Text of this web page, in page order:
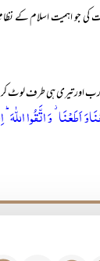
کی جو اہمیت اسلام کے
اور تیری ہی طرف لوٹ کر
وَ اتَّقُوا اللّٰہَ